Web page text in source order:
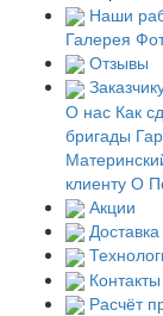
Наши
Галерея
Отзывы
О нас Как
бригады
клиенту О
Акции
Доставка
Контакты
Расчёт